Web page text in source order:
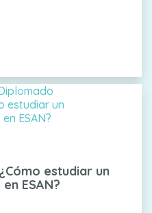
estudiar un
ESAN?